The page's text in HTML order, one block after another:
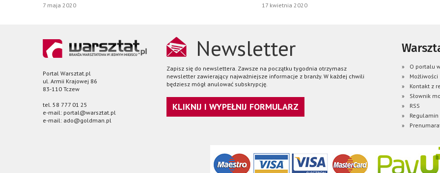
7 maja 2020 17 kwietnia 2020
Portal Warsztat.pl
ul. Armii Krajowej 86
83-110 Tczew
tel. 58 777 01 25
e-mail: portal@warsztat.pl
e-mail: ado@goldman.pl
Newsletter
Zapisz się do newslettera. Zawsze na początku tygodnia otrzymasz
newsletter zawierający najważniejsze informacje z branży. W każdej chwili
będziesz mógł anulować subskrypcję.
KLIKNIJ I WYPEŁNIJ FORMULARZ
O portalu
Kontakt z
Słownik
RSS
Regulamin